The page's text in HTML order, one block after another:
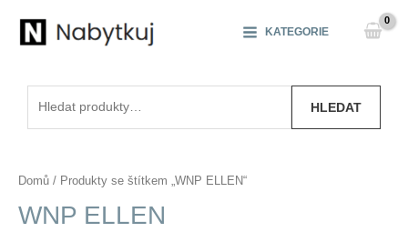
KATEGORIE
HLEDAT
Domů / Produkty se štítkem „WNP ELLEN“
WNP ELLEN